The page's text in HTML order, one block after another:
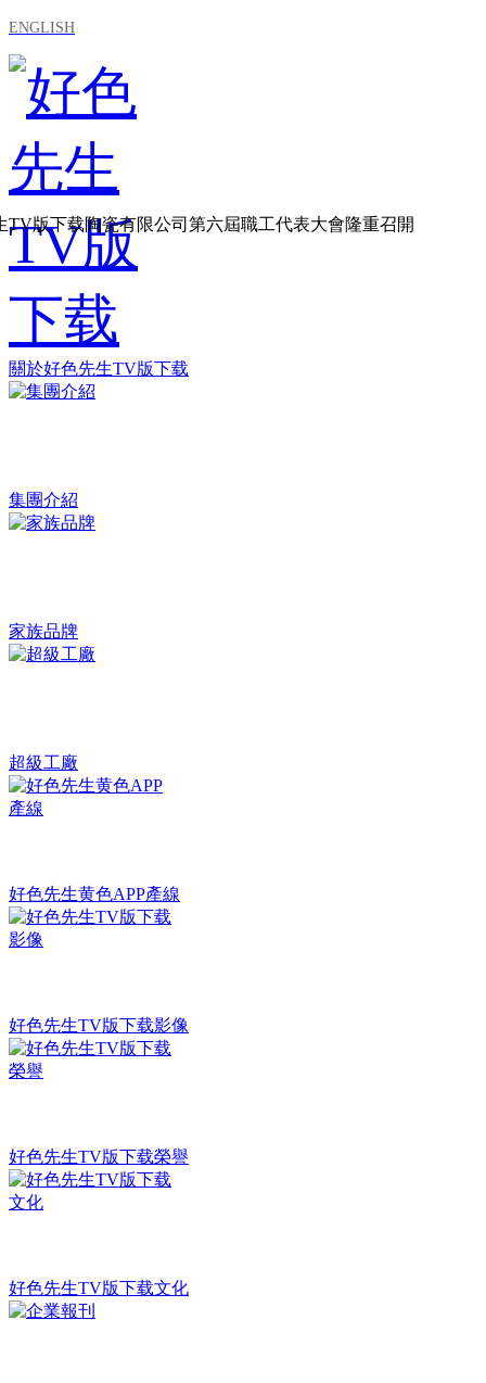
ENGLISH
關於好色先生TV版下载
集團介紹
家族品牌
超級工廠
好色先生黄色APP產線
好色先生TV版下载影像
好色先生TV版下载榮譽
好色先生TV版下载文化
TV版下载陶瓷有限公司第六屆職工代表大會隆重召開